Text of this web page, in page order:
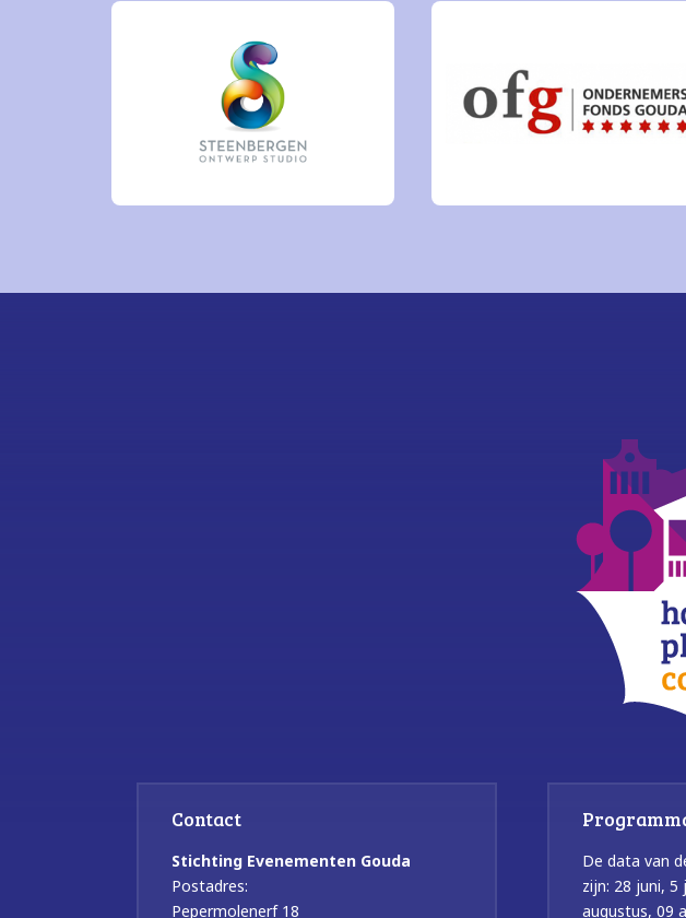
Contact
Stichting Evenementen Gouda
Postadres:
Pepermolenerf 18
De data van
zijn: 28 juni, 5
augustus, 09